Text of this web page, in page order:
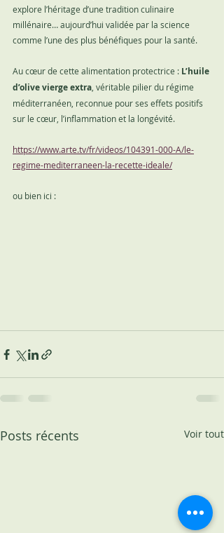
explore l’héritage d’une tradition culinaire
millénaire… aujourd’hui validée par la science
comme l’une des plus bénéfiques pour la santé.
Au cœur de cette alimentation protectrice : L’huile
d’olive vierge extra , véritable pilier du régime
méditerranéen, reconnue pour ses effets positifs
sur le cœur, l’inflammation et la longévité.
https://www.arte.tv/fr/videos/104391-000-A/le-
regime-mediterraneen-la-recette-ideale/
ou bien ici :
Posts récents Voir tout